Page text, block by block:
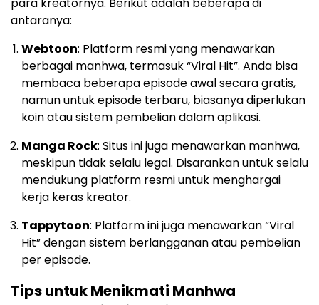
para kreatornya. Berikut adalah beberapa di
antaranya:
Webtoon: Platform resmi yang menawarkan
berbagai manhwa, termasuk “Viral Hit”. Anda bisa
membaca beberapa episode awal secara gratis,
namun untuk episode terbaru, biasanya diperlukan
koin atau sistem pembelian dalam aplikasi.
Manga Rock: Situs ini juga menawarkan manhwa,
meskipun tidak selalu legal. Disarankan untuk selalu
mendukung platform resmi untuk menghargai
kerja keras kreator.
Tappytoon: Platform ini juga menawarkan “Viral
Hit” dengan sistem berlangganan atau pembelian
per episode.
Tips untuk Menikmati Manhwa